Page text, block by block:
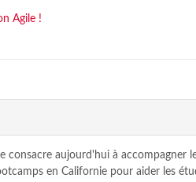
Agile !
consacre aujourd'hui à
en Californie pour aider les